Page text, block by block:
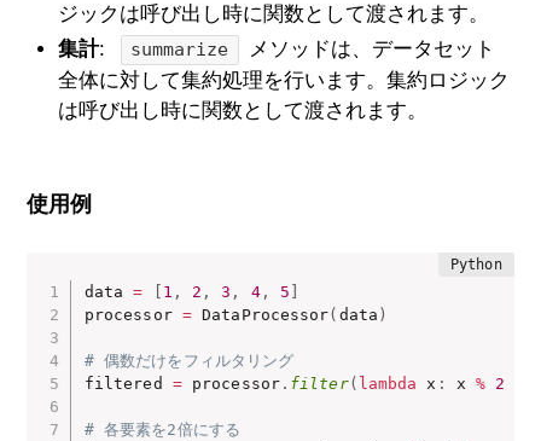
ジックは呼び出し時に関数として渡されます。
集計: summarize
メソッドは、データセット
全体に対して集約処理を行います。集約ロジック
は呼び出し時に関数として渡されます。
使用例
data = 1 , 2 , 3 , 4, 5
processor = DataProcessor( data )
# 偶数だけをフィルタリング
filtered = processor. filter( lambda x : x % 2
# 各要素を2倍にする